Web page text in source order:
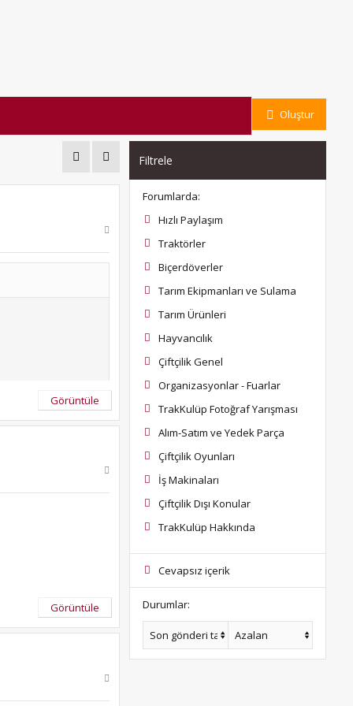
Oluştur
onun üzerine
gelecek
ama ben
girmişimdir.
zor ikna
Görüntüle
Görüntüle
Filtrele
Forumlarda:
Hızlı Paylaşım
Traktörler
Biçerdöverler
Tarım Ekipmanları ve Sulama
Tarım Ürünleri
Hayvancılık
Çiftçilik Genel
Organizasyonlar - Fuarlar
TrakKulüp Fotoğraf Yarışması
Alım-Satım ve Yedek Parça
Çiftçilik Oyunları
İş Makinaları
Çiftçilik Dışı Konular
TrakKulüp Hakkında
Cevapsız içerik
Durumlar: